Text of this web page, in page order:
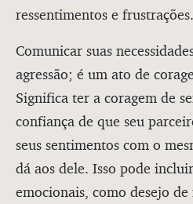
ressentimentos e frustrações.
Comunicar suas
agressão; é um ato de
Significa ter a coragem de
confiança de que seu
seus sentimentos com o
dá aos dele. Isso pode
emocionais, como desejo